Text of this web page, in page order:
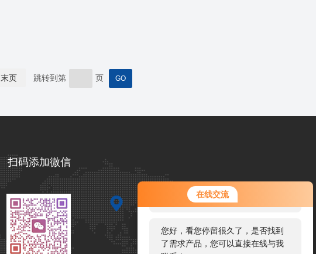
在线交流
您好！欢迎前来咨询，很高兴为您
服务，请问您要咨询什么问题呢？
您好，看您停留很久了，是否找到
了需求产品，您可以直接在线与我
末页 跳转到第 页
扫码添加微信